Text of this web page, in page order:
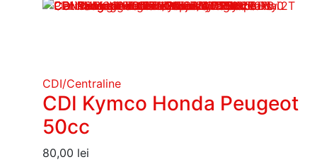
CDI/Centraline
CDI Kymco Honda Peugeot
50cc
80,00 lei